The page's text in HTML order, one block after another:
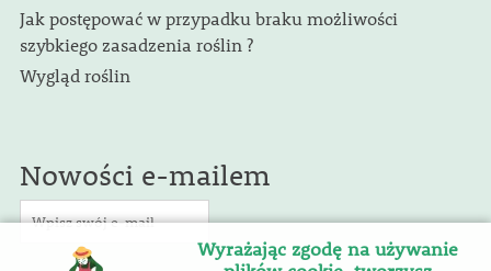
Jak postępować w przypadku braku możliwości
szybkiego zasadzenia roślin ?
Wygląd roślin
Nowości e-mailem
Wyrażając zgodę na używanie